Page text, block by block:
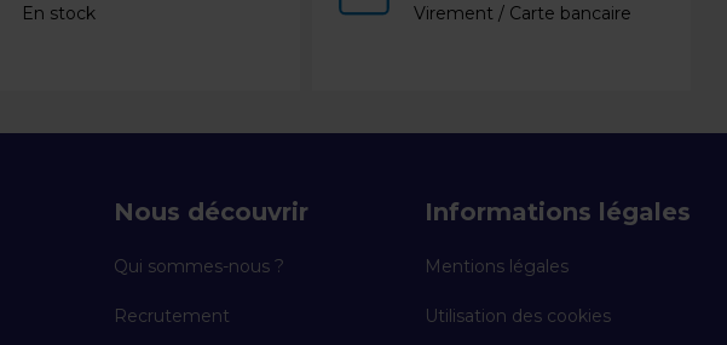
En stock Virement / Carte bancaire
Nous découvrir
Qui sommes-nous ?
Recrutement
Informations légales
Mentions légales
Utilisation des cookies